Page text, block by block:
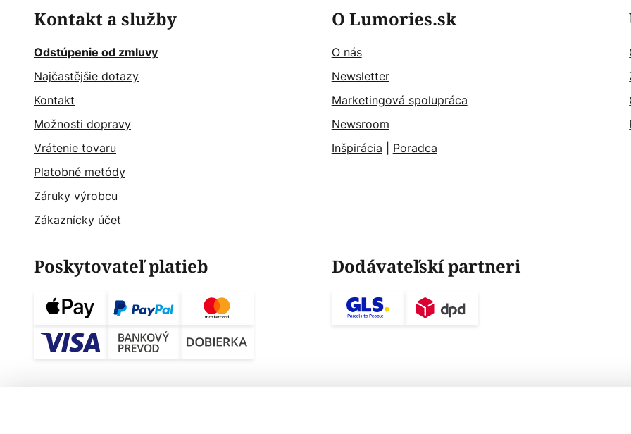
Kontakt a služby
Odstúpenie od zmluvy
Najčastějšie dotazy
Kontakt
Možnosti dopravy
Vrátenie tovaru
Platobné metódy
Záruky výrobcu
Zákaznícky účet
O Lumories.sk
O nás
Newsletter
Marketingová spolupráca
Newsroom
Inšpirácia
Poradca
Poskytovateľ platieb Dodávateľskí partneri